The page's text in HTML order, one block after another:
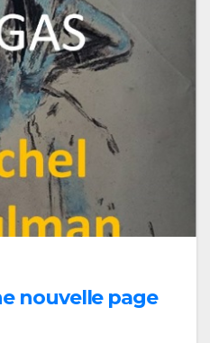
nouvelle page